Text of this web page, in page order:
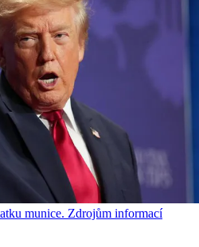
munice. Zdrojům informací